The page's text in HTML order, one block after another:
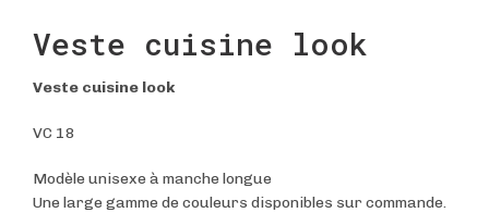
Veste cuisine look
Veste cuisine look
VC 18
Modèle unisexe à manche longue
Une large gamme de couleurs disponibles sur commande.